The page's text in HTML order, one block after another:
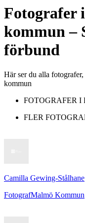
Fotograferi
kommun–
förbund
Här ser du alla
kommun
FOTOGRAFER I
FLER
Camilla Gewing-Stålhane
FotografMalmö Kommun